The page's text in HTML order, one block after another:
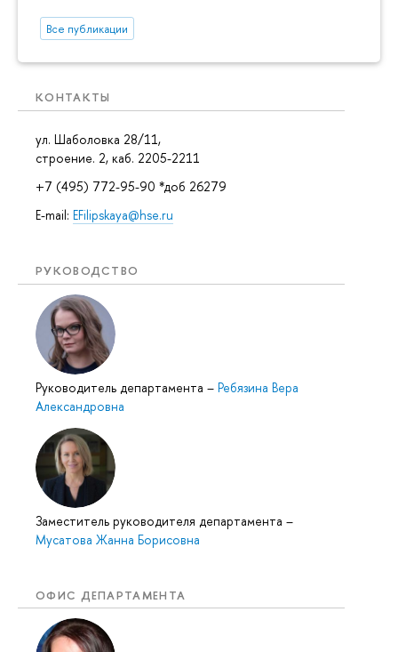
Все публикации
КОНТАКТЫ
ул. Шаболовка 28/11,
строение. 2, каб. 2205-2211
+7 (495) 772-95-90 *доб 26279
E-mail: EFilipskaya@hse.ru
РУКОВОДСТВО
Руководитель департамента – Ребязина Вера
Александровна
Заместитель руководителя департамента –
Мусатова Жанна Борисовна
ОФИС ДЕПАРТАМЕНТА